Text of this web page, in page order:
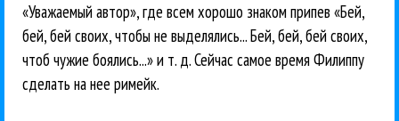
«Уважаемый автор», где всем хорошо знаком припев «Бей,
бей, бей своих, чтобы не выделялись... Бей, бей, бей своих,
чтоб чужие боялись...» и т. д. Сейчас самое время Филиппу
сделать на нее римейк.